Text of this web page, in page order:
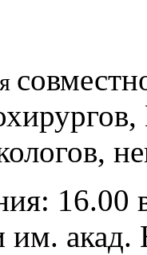
16.00
им.